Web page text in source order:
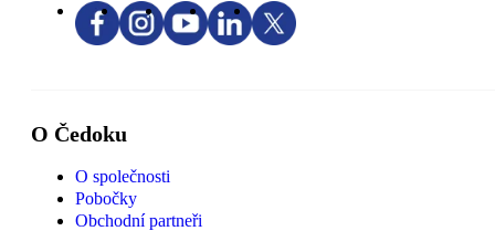
O Čedoku
O společnosti
Pobočky
Obchodní partneři